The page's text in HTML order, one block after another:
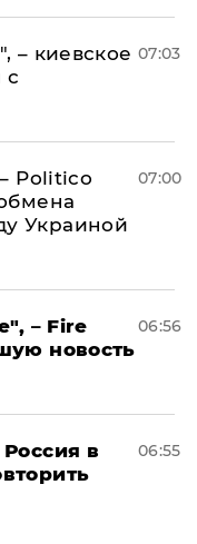
– киевское
с
07:03
Politico
Украиной
07:00
– Fire
новость
06:56
в
06:55